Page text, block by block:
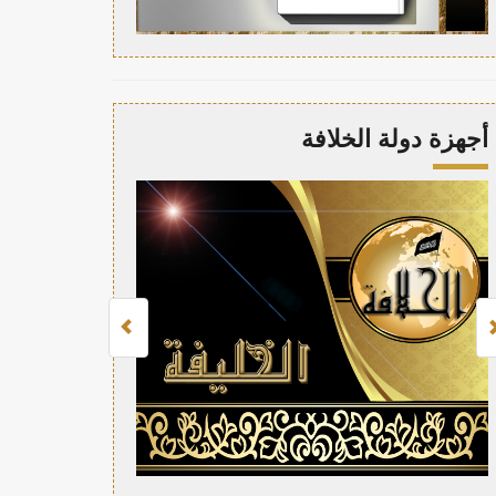
أجهزة دولة الخلافة